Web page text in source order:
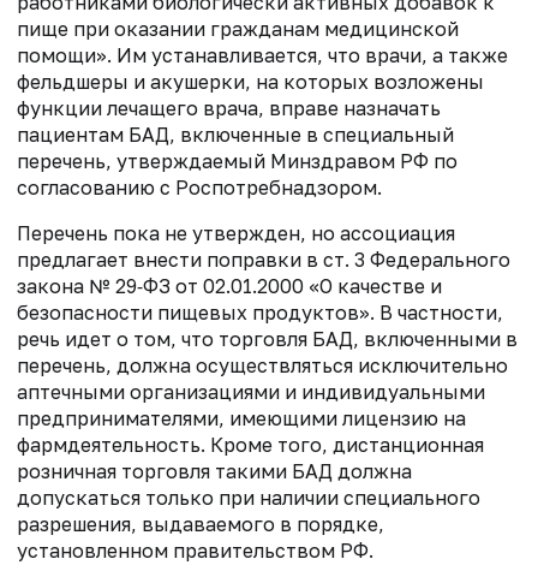
пище при оказании гражданам медицинской
помощи». Им устанавливается, что врачи, а также
фельдшеры и акушерки, на которых возложены
функции лечащего врача, вправе назначать
пациентам БАД, включенные в специальный
перечень, утверждаемый Минздравом РФ по
согласованию с Роспотребнадзором.
Перечень пока не утвержден, но ассоциация
предлагает внести поправки в ст. 3 Федерального
закона № 29‑ФЗ от 02.01.2000 «О качестве и
безопасности пищевых продуктов». В частности,
речь идет о том, что торговля БАД, включенными в
перечень, должна осуществляться исключительно
аптечными организациями и индивидуальными
предпринимателями, имеющими лицензию на
фармдеятельность. Кроме того, дистанционная
розничная торговля такими БАД должна
допускаться только при наличии специального
разрешения, выдаваемого в порядке,
установленном правительством РФ.